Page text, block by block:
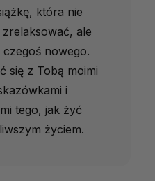
która nie
ale
nowego.
się z Tobą moimi
i
tego, jak żyć
życiem.